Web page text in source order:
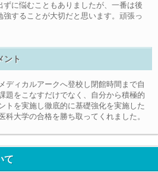
ずに悩むこともありましたが、一番は後
することが大切だと思います。頑張っ
ント
ディカルアークへ登校し閉館時間まで自
をこなすだけでなく、自分から積極的
トを実施し徹底的に基礎強化を実施した
科大学の合格を勝ち取ってくれました。
て